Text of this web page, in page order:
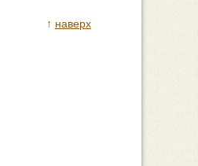
↑ наверх